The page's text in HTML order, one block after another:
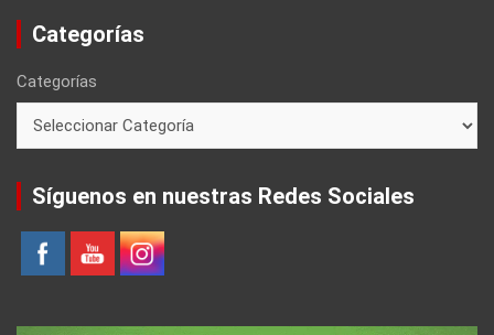
Categorías
Categorías
Síguenos en nuestras Redes Sociales